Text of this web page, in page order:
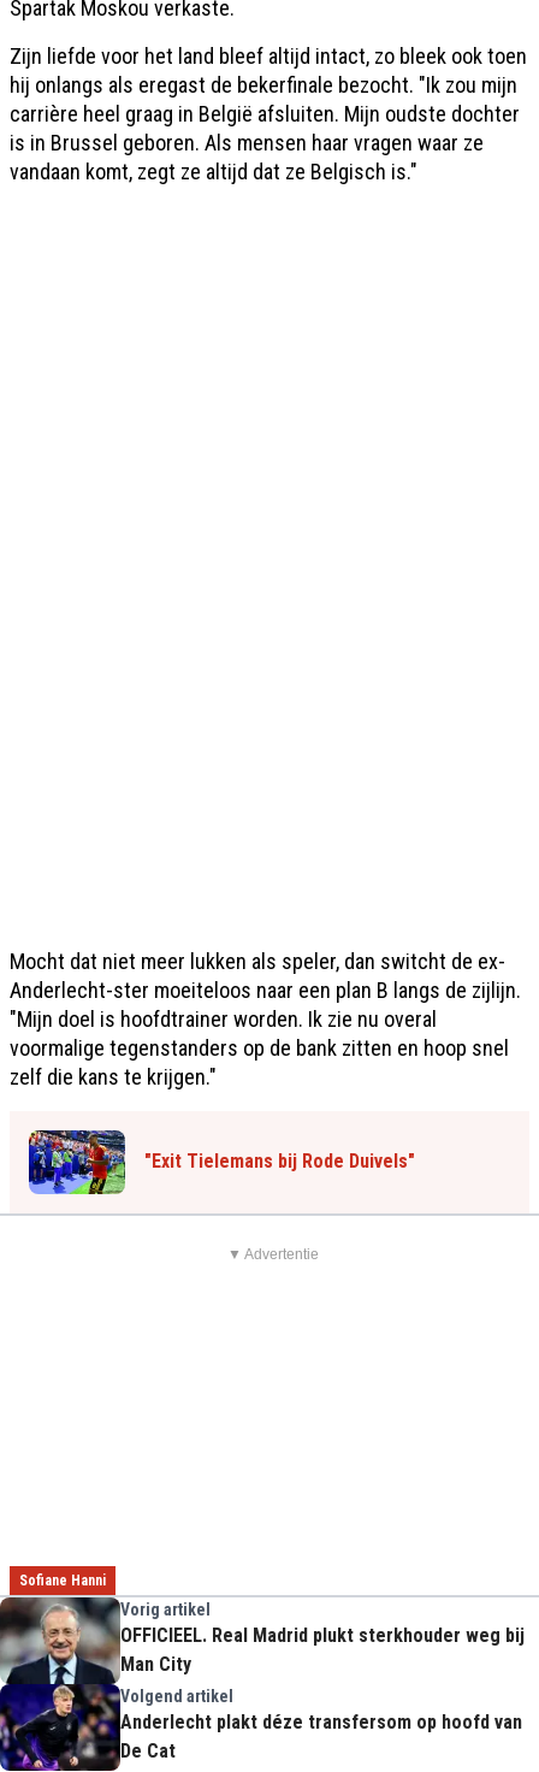
Spartak Moskou verkaste.
Zijn liefde voor het land bleef altijd intact, zo bleek ook toen
hij onlangs als eregast de bekerfinale bezocht. "Ik zou mijn
carrière heel graag in België afsluiten. Mijn oudste dochter
is in Brussel geboren. Als mensen haar vragen waar ze
vandaan komt, zegt ze altijd dat ze Belgisch is."
Mocht dat niet meer lukken als speler, dan switcht de ex-
Anderlecht-ster moeiteloos naar een plan B langs de zijlijn.
"Mijn doel is hoofdtrainer worden. Ik zie nu overal
voormalige tegenstanders op de bank zitten en hoop snel
zelf die kans te krijgen."
"Exit Tielemans bij Rode Duivels"
▼ Advertentie
Sofiane Hanni
Vorig artikel
OFFICIEEL. Real Madrid plukt sterkhouder weg bij
Man City
Volgend artikel
Anderlecht plakt déze transfersom op hoofd van
De Cat